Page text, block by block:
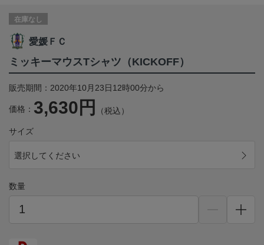
在庫なし
愛媛ＦＣ
ミッキーマウスTシャツ（KICKOFF）
販売期間：2020年10月23日12時00分から
価格： 3,630円 （税込）
サイズ
選択してください
数量